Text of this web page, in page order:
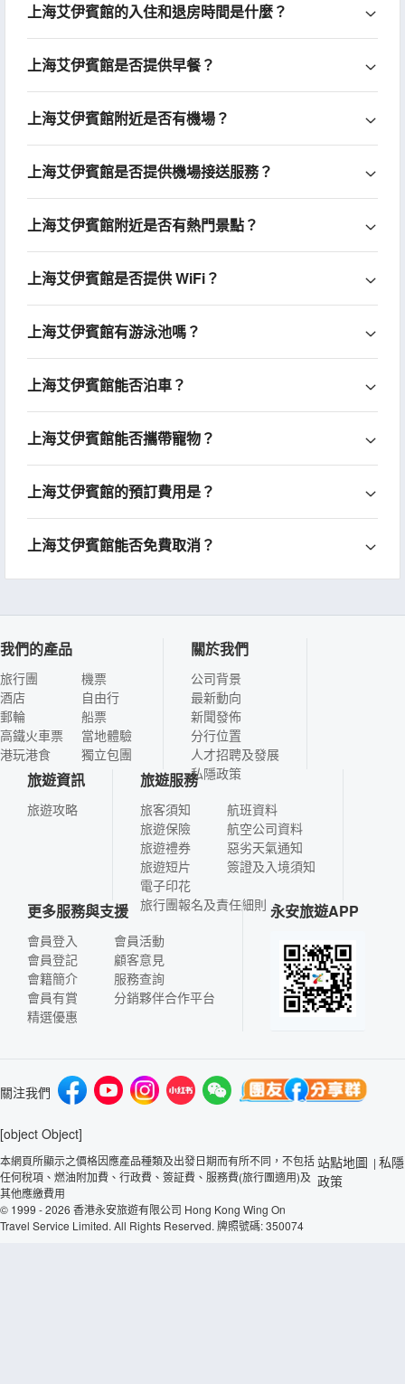
上海艾伊賓館的入住和退房時間是什麼？
上海艾伊賓館是否提供早餐？
上海艾伊賓館附近是否有機場？
上海艾伊賓館是否提供機場接送服務？
上海艾伊賓館附近是否有熱門景點？
上海艾伊賓館是否提供 WiFi？
上海艾伊賓館有游泳池嗎？
上海艾伊賓館能否泊車？
上海艾伊賓館能否攜帶寵物？
上海艾伊賓館的預訂費用是？
上海艾伊賓館能否免費取消？
我們的產品
旅行團
酒店
郵輪
高鐵火車票
港玩港食
機票
自由行
船票
當地體驗
獨立包團
關於我們
公司背景
最新動向
新聞發佈
分行位置
人才招聘及發展
私隱政策
旅遊資訊
旅遊攻略
旅遊服務
旅客須知
旅遊保險
旅遊禮券
旅遊短片
電子印花
航班資料
航空公司資料
惡劣天氣通知
簽證及入境須知
旅行團報名及責任細則
更多服務與支援
會員登入
會員登記
會籍簡介
會員有賞
精選優惠
會員活動
顧客意見
服務查詢
分銷夥伴合作平台
永安旅遊APP
關注我們
[object Object]
本網頁所顯示之價格因應產品種類及出發日期而有所不同，不包括
任何稅項、燃油附加費、行政費、簽証費、服務費(旅行團適用)及
其他應繳費用
© 1999 - 2026 香港永安旅遊有限公司 Hong Kong Wing On
Travel Service Limited. All Rights Reserved. 牌照號碼: 350074
站點地圖 | 私隱
政策